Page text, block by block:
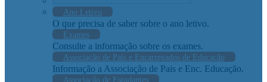
Ano Letivo
O que precisa de saber sobre o ano letivo.
Exames
Consulte a informação sobre os exames.
Associação de Pais e Encarregados de Educação
Informação a Associação de Pais e Enc. Educação.
Associação de Estudantes